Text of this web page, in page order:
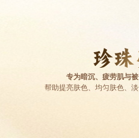
珍
专为暗沉、疲劳肌与被
帮助提亮肤色、均匀肤色、